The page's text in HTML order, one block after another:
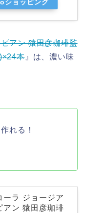
ショッピング
アン 猿田彦珈琲監
本』は、濃い味
れる！
ーラ ジョージア
アン 猿田彦珈琲